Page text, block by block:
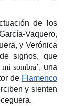
de los
Vaquero,
y Verónica
signos, que
sombra’, una
de Flamenco
y sienten